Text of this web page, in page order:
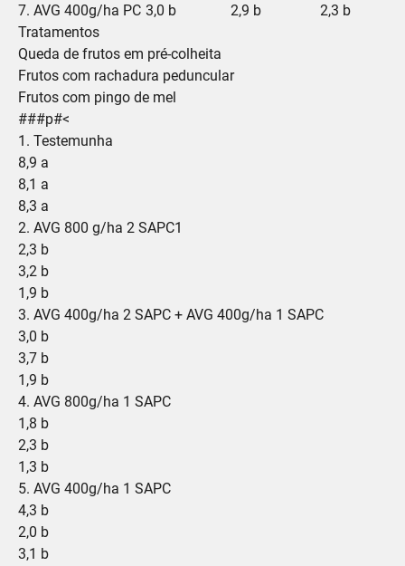
7. AVG 400g/ha PC 3,0 b 2,9 b
2,3 b
Tratamentos
Queda de frutos em pré-colheita
Frutos com rachadura peduncular
Frutos com pingo de mel
###p#<
1. Testemunha
8,9 a
8,1 a
8,3 a
2. AVG 800 g/ha 2 SAPC1
2,3 b
3,2 b
1,9 b
3. AVG 400g/ha 2 SAPC + AVG 400g/ha 1 SAPC
3,0 b
3,7 b
1,9 b
4. AVG 800g/ha 1 SAPC
1,8 b
2,3 b
1,3 b
5. AVG 400g/ha 1 SAPC
4,3 b
2,0 b
3,1 b